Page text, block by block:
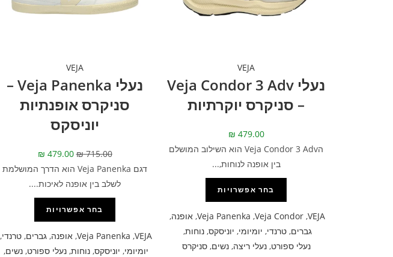
VEJA
נעלי Veja Condor 3 Adv
– סניקרס יוקרתיות
₪ 479.00
הVeja Condor 3 Adv הוא השילוב המושלם
בין אופנה לנוחות,...
בחר אפשרויות
VEJA
,
Veja Condor
,
Veja Panenka
, אופנה,
גברים,טרנדי, יומיומי, יוניסקס,נוחות,
נעלי ספורט,נעלי ריצה,נשים,סניקרס
VEJA
נעלי Veja Panenka –
סניקרס אופנתיות
יוניסקס
₪715.00
₪ 479.00
דגם Veja Panenka הוא הדרך המושלמת
לשלב בין אופנה לאיכות....
בחר אפשרויות
VEJA
,
Veja Panenka
, אופנה, גברים, טרנדי,
יומיומי, יוניסקס, נוחות, נעלי ספורט, נשים,